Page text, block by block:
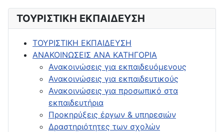
ΤΟΥΡΙΣΤΙΚΗ ΕΚΠΑΙΔΕΥΣΗ
ΤΟΥΡΙΣΤΙΚΗ ΕΚΠΑΙΔΕΥΣΗ
ΑΝΑΚΟΙΝΩΣΕΙΣ ΑΝΑ ΚΑΤΗΓΟΡΙΑ
Ανακοινώσεις για εκπαιδευόμενους
Ανακοινώσεις για εκπαιδευτικούς
Ανακοινώσεις για προσωπικό στα
εκπαιδευτήρια
Προκηρύξεις έργων & υπηρεσιών
Δραστηριότητες των σχολών